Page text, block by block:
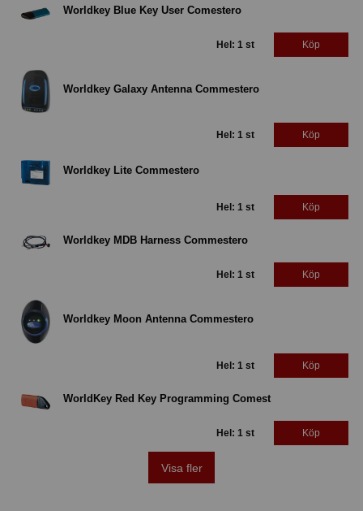
Worldkey Blue Key User Comestero
Hel: 1 st Köp
Worldkey Galaxy Antenna Commestero
Hel: 1 st Köp
Worldkey Lite Commestero
Hel: 1 st Köp
Worldkey MDB Harness Commestero
Hel: 1 st Köp
Worldkey Moon Antenna Commestero
Hel: 1 st Köp
WorldKey Red Key Programming Comest
Hel: 1 st Köp
Visa fler